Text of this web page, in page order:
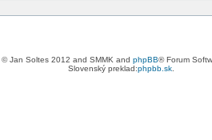
Jan Soltes 2012 and SMMK and phpBB® Forum
Slovenský preklad:phpbb.sk.